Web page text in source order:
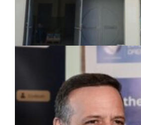
ΤΟΠΙΚΗ ΑΥΤΟΔΙΟΙΚΗΣΗ 07/08/2026 ·
Δήμος Πετρούπολης:
συντήρησης σε σχολεία
εγκαταστάσεις